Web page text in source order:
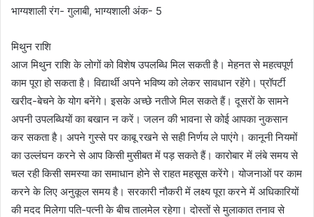
भाग्यशाली रंग- गुलाबी, भाग्यशाली अंक- 5
मिथुन राशि
आज मिथुन राशि के लोगों को विशेष उपलब्धि मिल सकती है। मेहनत से महत्वपूर्ण
काम पूरा हो सकता है। विद्यार्थी अपने भविष्य को लेकर सावधान रहेंगे। प्रॉपर्टी
खरीद-बेचने के योग बनेंगे। इसके अच्छे नतीजे मिल सकते हैं। दूसरों के सामने
अपनी उपलब्धियों का बखान न करें। जलन की भावना से कोई आपका नुकसान
कर सकता है। अपने गुस्से पर काबू रखने से सही निर्णय ले पाएंगे। कानूनी नियमों
का उल्लंघन करने से आप किसी मुसीबत में पड़ सकते हैं। कारोबार में लंबे समय से
चल रही किसी समस्या का समाधान होने से राहत महसूस करेंगे। योजनाओं पर काम
करने के लिए अनुकूल समय है। सरकारी नौकरी में लक्ष्य पूरा करने में अधिकारियों
की मदद मिलेगा पति-पत्नी के बीच तालमेल रहेगा। दोस्तों से मुलाकात तनाव से